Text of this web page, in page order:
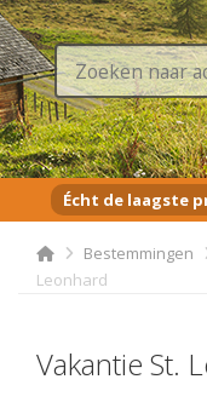
Écht de laagste
Bestemmingen
Leonhard
Vakantie St.